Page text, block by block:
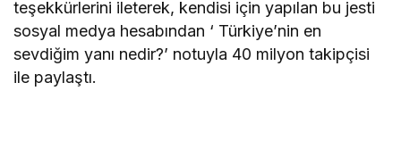
teşekkürlerini ileterek, kendisi için yapılan bu jesti
sosyal medya hesabından ‘ Türkiye’nin en
sevdiğim yanı nedir?’ notuyla 40 milyon takipçisi
ile paylaştı.